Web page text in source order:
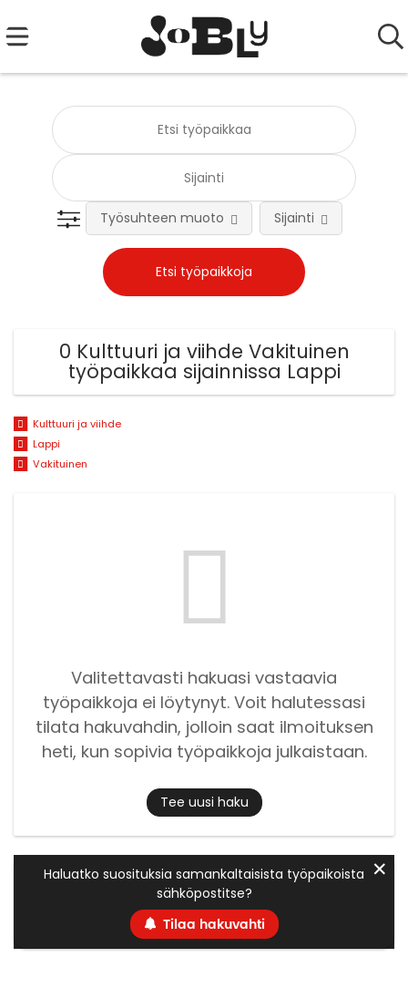
Työsuhteen muoto Sijainti
0 Kulttuuri ja viihde Vakituinen
työpaikkaa sijainnissa Lappi
Kulttuuri ja viihde
Lappi
Vakituinen
Valitettavasti hakuasi vastaavia
työpaikkoja ei löytynyt. Voit halutessasi
tilata hakuvahdin, jolloin saat ilmoituksen
heti, kun sopivia työpaikkoja julkaistaan.
Tee uusi haku
Haluatko suosituksia samankaltaisista työpaikoista
sähköpostitse?
Tilaa hakuvahti
✕